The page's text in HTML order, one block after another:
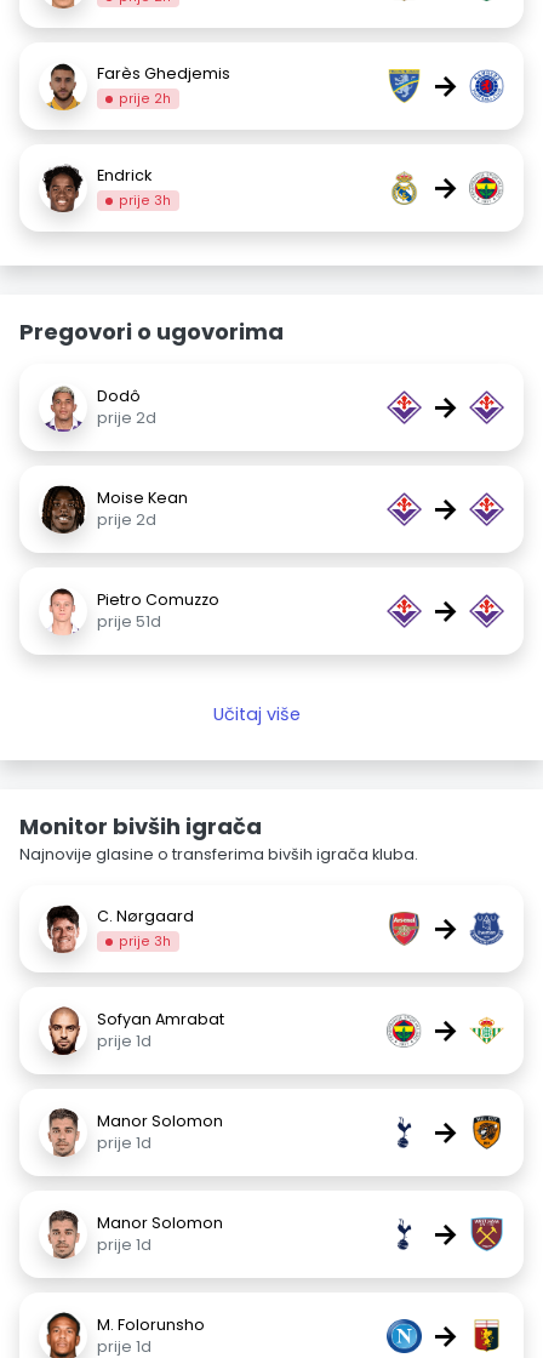
Farès Ghedjemis
prije 2h →
Endrick
prije 3h →
Pregovori o ugovorima
Dodô
prije 2d
→
Moise Kean
prije 2d
→
Pietro Comuzzo
prije 51d
→
Učitaj više
Monitor bivših igrača
Najnovije glasine o transferima bivših igrača kluba.
C. Nørgaard
prije 3h →
Sofyan Amrabat
prije 1d
→
Manor Solomon
prije 1d
→
Manor Solomon
prije 1d
→
M. Folorunsho
prije 1d
→